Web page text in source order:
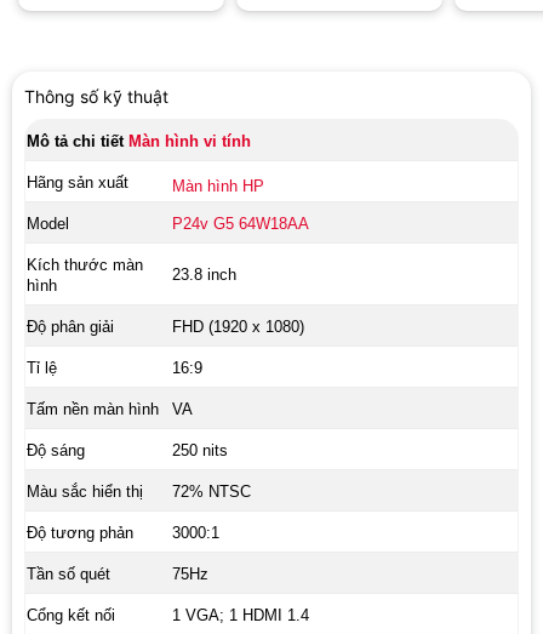
Thông số kỹ thuật
Mô tả chi tiết Màn hình vi tính
Hãng sản xuất Màn hình HP
Model P24v G5 64W18AA
Kích thước màn
hình
23.8 inch
Độ phân giải FHD (1920 x 1080)
Tỉ lệ 16:9
Tấm nền màn hình VA
Độ sáng 250 nits
Màu sắc hiển thị 72% NTSC
Độ tương phản 3000:1
Tần số quét 75Hz
Cổng kết nối 1 VGA; 1 HDMI 1.4